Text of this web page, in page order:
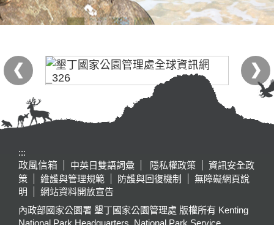
:::
政風信箱
中英日雙語詞彙 隱私權政策
資訊安全政
策
維護與管理規範 防護與回復機制
無障礙網頁說
明
網站資料開放宣告
內政部國家公園署 墾丁國家公園管理處 版權所有 Kenting
National Park Headquarters, National Park Service,